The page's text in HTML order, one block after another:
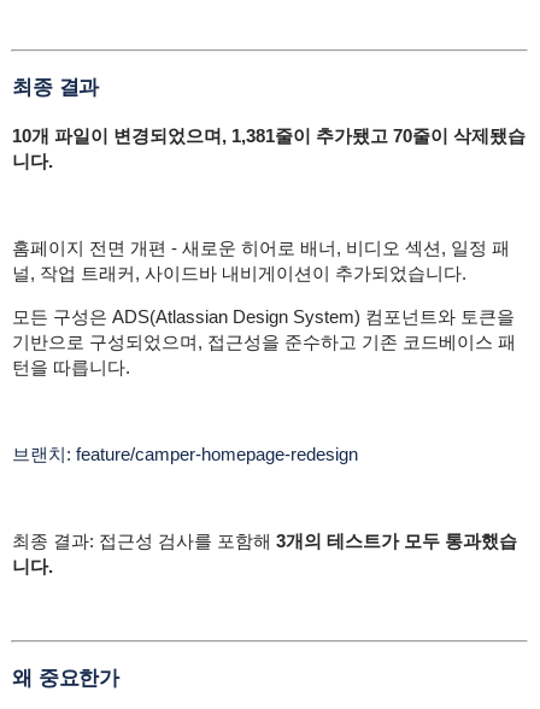
최종 결과
10개 파일이 변경되었으며, 1,381줄이 추가됐고 70줄이 삭제됐습
니다.
홈페이지 전면 개편 - 새로운 히어로 배너, 비디오 섹션, 일정 패
널, 작업 트래커, 사이드바 내비게이션이 추가되었습니다.
모든 구성은 ADS(Atlassian Design System) 컴포넌트와 토큰을
기반으로 구성되었으며, 접근성을 준수하고 기존 코드베이스 패
턴을 따릅니다.
브랜치: feature/camper-homepage-redesign
최종 결과: 접근성 검사를 포함해 3개의 테스트가 모두 통과했습
니다.
왜 중요한가